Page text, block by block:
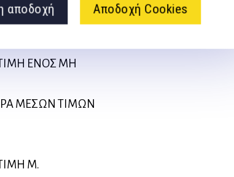
αποδοχή Αποδοχή Cookies
ΚΑΝΟΝΙΚΗΣ
ΕΝΟΣ ΜΗ
ΜΕΣΩΝ ΤΙΜΩΝ
Μ.